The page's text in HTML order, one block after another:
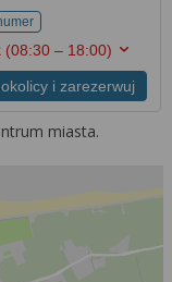
(08:30 – 18:00)
i zarezerwuj
miasta.